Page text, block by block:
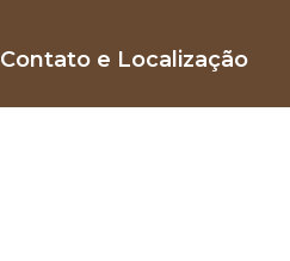
Contato e Localização